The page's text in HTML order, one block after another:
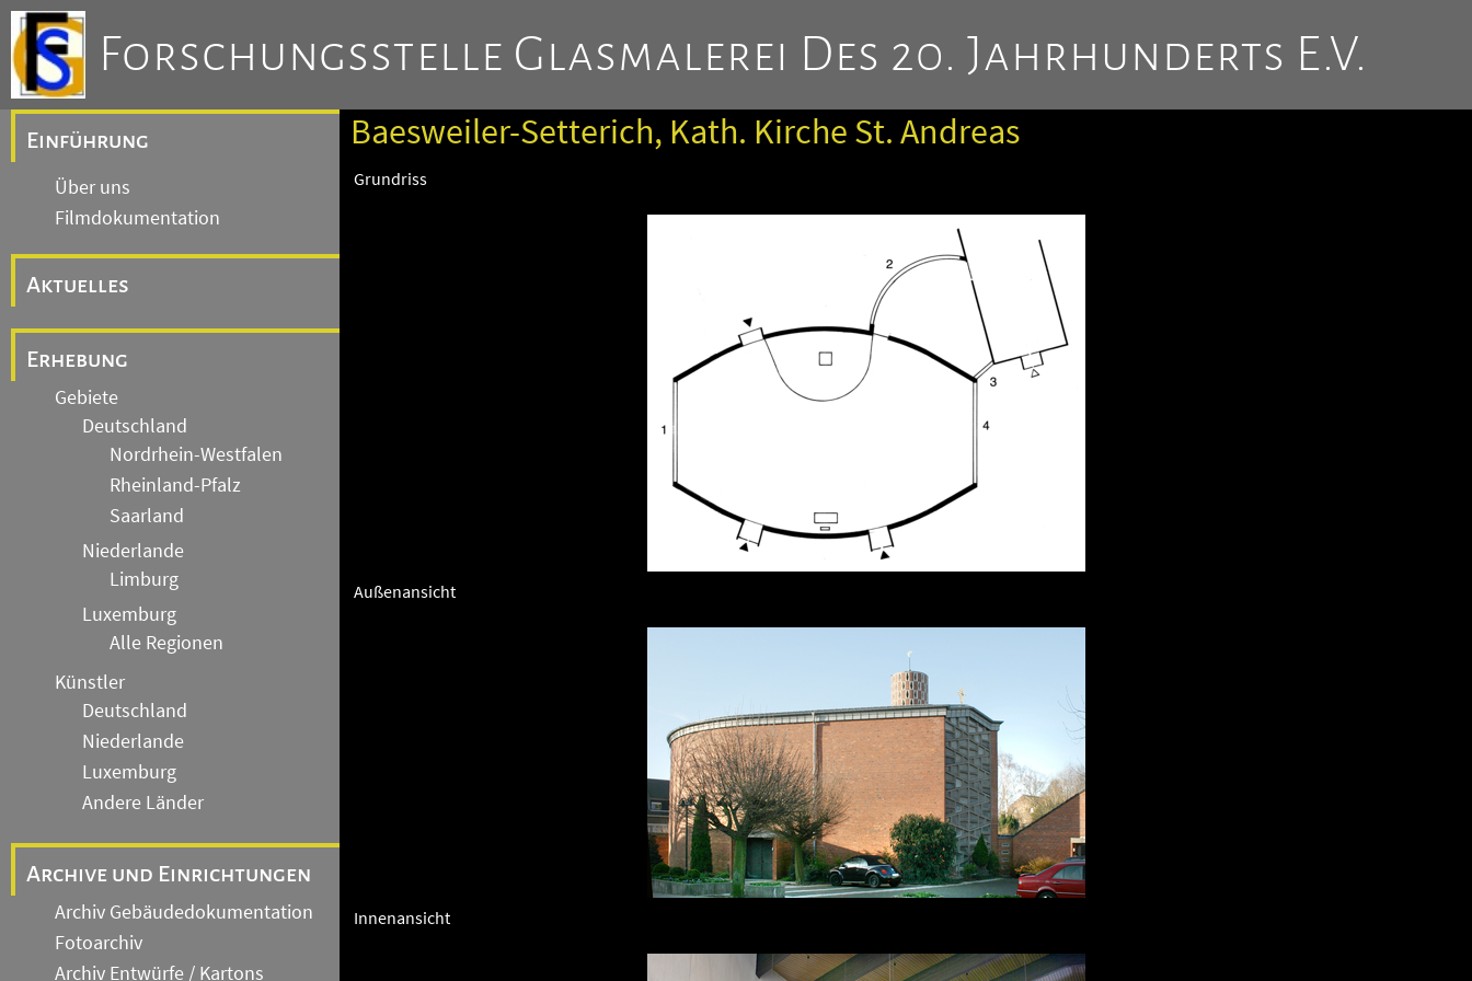
Forschungsstelle Glasmalerei Des 20. Jahrhunderts E.V.
Einführung
Über uns
Filmdokumentation
Aktuelles
Erhebung
Gebiete
Deutschland
Nordrhein-Westfalen
Rheinland-Pfalz
Saarland
Niederlande
Limburg
Luxemburg
Alle Regionen
Künstler
Deutschland
Niederlande
Luxemburg
Andere Länder
Archive und Einrichtungen
Archiv Gebäudedokumentation
Fotoarchiv
Archiv Entwürfe / Kartons
Baesweiler-Setterich, Kath. Kirche St. Andreas
Grundriss
Außenansicht
Innenansicht